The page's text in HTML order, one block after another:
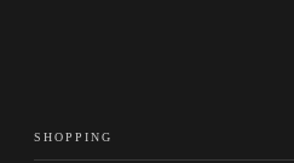
SHOPPING